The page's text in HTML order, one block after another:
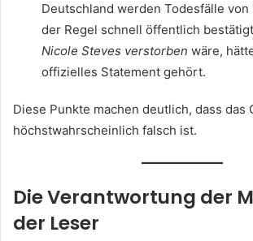
Deutschland werden Todesfälle
der Regel schnell öffentlich
Nicole Steves verstorben wäre,
offizielles Statement gehört.
Diese Punkte machen deutlich, dass das
höchstwahrscheinlich falsch ist.
Die Verantwortung der
der Leser